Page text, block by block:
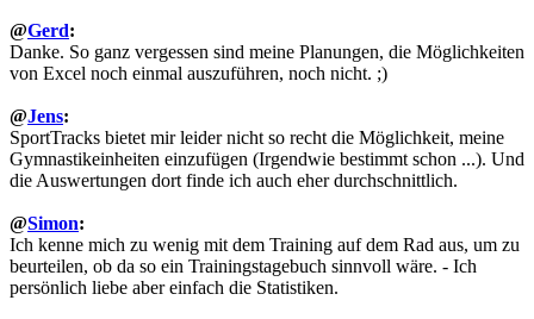
@Gerd:
Danke. So ganz vergessen sind meine Planungen, die Möglichkeiten
von Excel noch einmal auszuführen, noch nicht. ;)
@Jens:
SportTracks bietet mir leider nicht so recht die Möglichkeit, meine
Gymnastikeinheiten einzufügen (Irgendwie bestimmt schon ...). Und
die Auswertungen dort finde ich auch eher durchschnittlich.
@Simon:
Ich kenne mich zu wenig mit dem Training auf dem Rad aus, um zu
beurteilen, ob da so ein Trainingstagebuch sinnvoll wäre. - Ich
persönlich liebe aber einfach die Statistiken.